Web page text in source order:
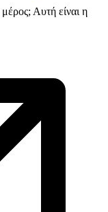
Αυτή είναι η